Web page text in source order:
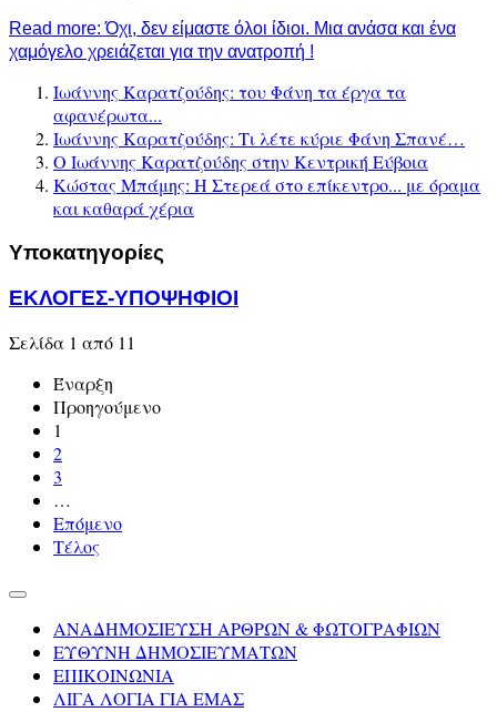
Read more: Όχι, δεν είμαστε όλοι ίδιοι. Μια ανάσα και ένα
χαμόγελο χρειάζεται για την ανατροπή !
Ιωάννης Καρατζούδης: του Φάνη τα έργα τα
αφανέρωτα...
Ιωάννης Καρατζούδης: Τι λέτε κύριε Φάνη Σπανέ…
Ο Ιωάννης Καρατζούδης στην Κεντρική Εύβοια
Κώστας Μπάμης: Η Στερεά στο επίκεντρο... με όραμα
και καθαρά χέρια
Υποκατηγορίες
ΕΚΛΟΓΕΣ-ΥΠΟΨΗΦΙΟΙ
Σελίδα 1 από 11
Έναρξη
Προηγούμενο
1
2
3
…
Επόμενο
Τέλος
ΑΝΑΔΗΜΟΣΙΕΥΣΗ ΑΡΘΡΩΝ & ΦΩΤΟΓΡΑΦΙΩΝ
ΕΥΘΥΝΗ ΔΗΜΟΣΙΕΥΜΑΤΩΝ
ΕΠΙΚΟΙΝΩΝΙΑ
ΛΙΓΑ ΛΟΓΙΑ ΓΙΑ ΕΜΑΣ